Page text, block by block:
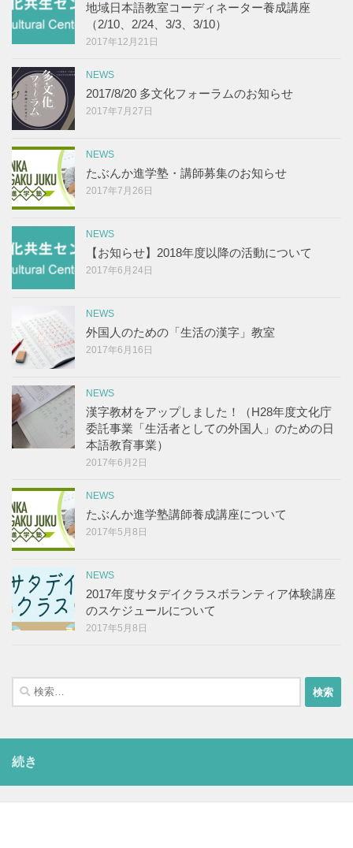
地域日本語教室コーディネーター養成講座
（2/10、2/24、3/3、3/10）
2017年12月21日
NEWS
2017/8/20 多文化フォーラムのお知らせ
2017年7月27日
NEWS
たぶんか進学塾・講師募集のお知らせ
2017年7月26日
NEWS
【お知らせ】2018年度以降の活動について
2017年6月24日
NEWS
外国人のための「生活の漢字」教室
2017年6月16日
NEWS
漢字教材をアップしました！（H28年度文化庁
委託事業「生活者としての外国人」のための日
本語教育事業）
2017年6月2日
NEWS
たぶんか進学塾講師養成講座について
2017年5月8日
NEWS
2017年度サタデイクラスボランティア体験講座
のスケジュールについて
2017年5月8日
検
索:
続き